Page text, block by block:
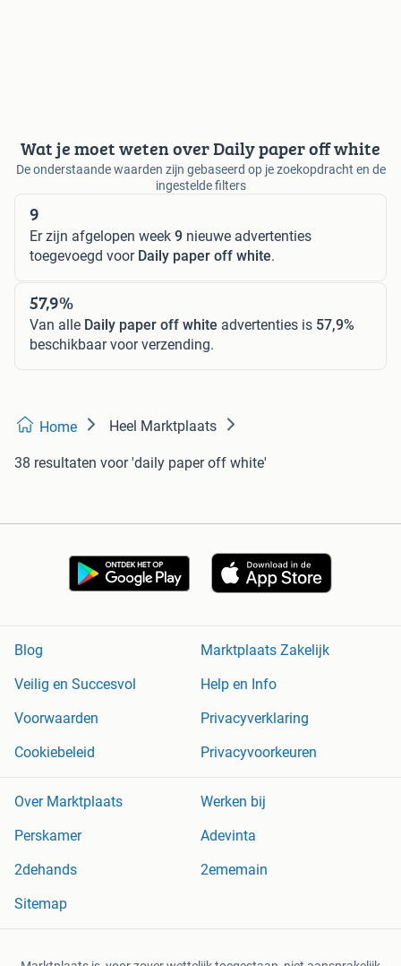
Wat je moet weten over Daily paper off white
De onderstaande waarden zijn gebaseerd op je zoekopdracht en de
ingestelde filters
9
Er zijn afgelopen week 9 nieuwe advertenties
toegevoegd voor Daily paper off white.
57,9%
Van alle Daily paper off white advertenties is 57,9%
beschikbaar voor verzending.
Home Heel Marktplaats
38 resultaten voor 'daily paper off white'
Blog
Marktplaats Zakelijk
Veilig en Succesvol
Help en Info
Voorwaarden
Privacyverklaring
Cookiebeleid
Privacyvoorkeuren
Over Marktplaats
Werken bij
Perskamer
Adevinta
2dehands
2ememain
Sitemap